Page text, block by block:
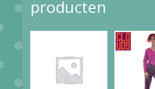
producten